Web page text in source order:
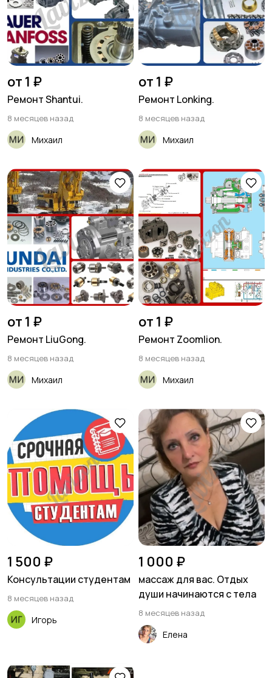
от 1 ₽
Ремонт Shantui.
8 месяцев назад
Михаил
от 1 ₽
Ремонт Lonking.
8 месяцев назад
Михаил
от 1 ₽
Ремонт LiuGong.
8 месяцев назад
Михаил
от 1 ₽
Ремонт Zoomlion.
8 месяцев назад
Михаил
1 500 ₽
Консультации студентам
8 месяцев назад
Игорь
1 000 ₽
массаж для вас. Отдых
души начинаются с тела
8 месяцев назад
Елена